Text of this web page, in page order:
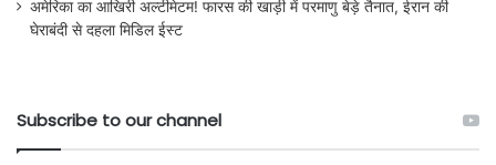
अमेरिका का आखिरी अल्टीमेटम! फारस की खाड़ी में परमाणु बेड़े तैनात, ईरान की
घेराबंदी से दहला मिडिल ईस्ट
Subscribe to our channel